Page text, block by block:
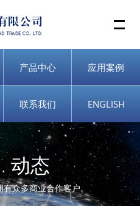
产品中心 应用案例
联系我们 ENGLISH
动态
众多商业合作客户。